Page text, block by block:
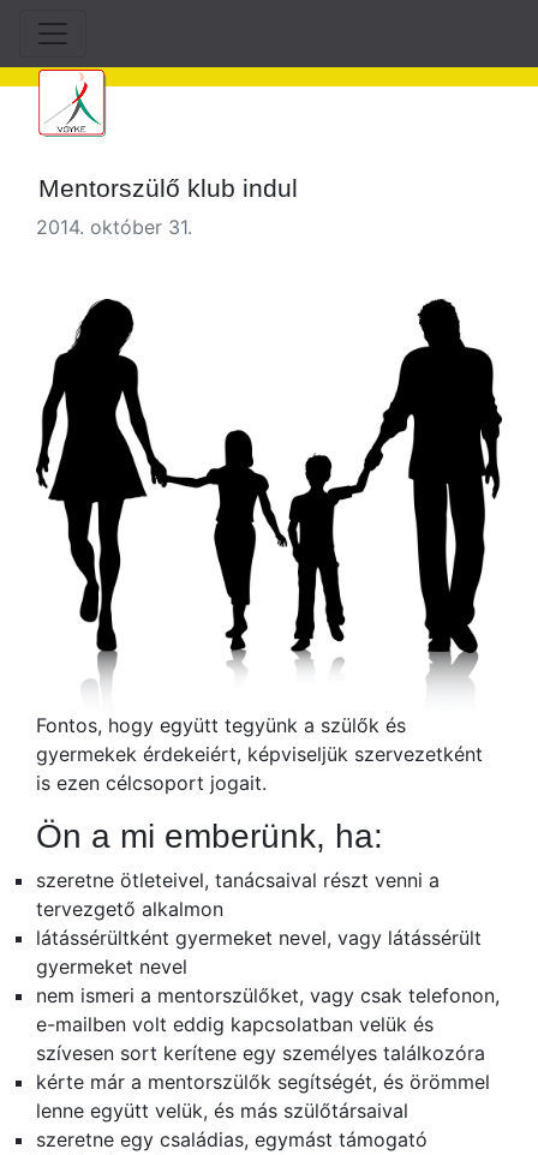
Mentorszülő klub indul
2014. október 31.
Fontos, hogy együtt tegyünk a szülők és
gyermekek érdekeiért, képviseljük szervezetként
is ezen célcsoport jogait.
Ön a mi emberünk, ha:
szeretne ötleteivel, tanácsaival részt venni a
tervezgető alkalmon
látássérültként gyermeket nevel, vagy látássérült
gyermeket nevel
nem ismeri a mentorszülőket, vagy csak telefonon,
e-mailben volt eddig kapcsolatban velük és
szívesen sort kerítene egy személyes találkozóra
kérte már a mentorszülők segítségét, és örömmel
lenne együtt velük, és más szülőtársaival
szeretne egy családias, egymást támogató